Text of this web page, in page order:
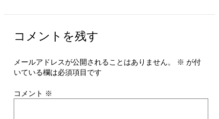
コメントを残す
メールアドレスが公開されることはありません。 ※ が付
いている欄は必須項目です
コメント ※